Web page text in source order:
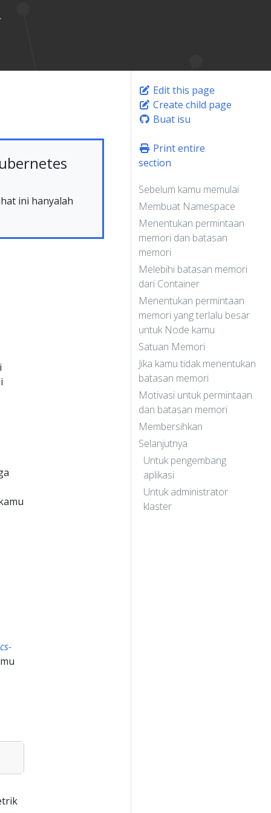
ini hanyalah
Edit this page
Create child page
Buat isu
Print entire
section
Sebelum kamu memulai
Membuat Namespace
Menentukan permintaan
memori dan batasan
memori
Melebihi batasan memori
dari Container
Menentukan permintaan
memori yang terlalu besar
untuk Node kamu
Satuan Memori
Jika kamu tidak menentukan
batasan memori
Motivasi untuk permintaan
dan batasan memori
Membersihkan
Selanjutnya
Untuk pengembang
aplikasi
Untuk administrator
klaster